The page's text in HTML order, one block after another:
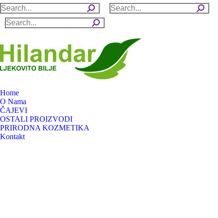
Search: Search:
Search:
Home
O Nama
ČAJEVI
OSTALI PROIZVODI
PRIRODNA KOZMETIKA
Kontakt